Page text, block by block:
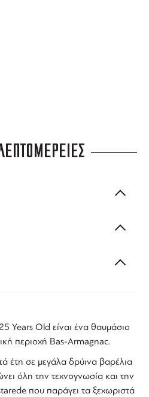
Years Old είναι ένα θαυμάσιο
περιοχή Bas-Armagnac.
έτη σε μεγάλα δρύινα βαρέλια
όλη την τεχνογνωσία και την
που παράγει τα ξεχωριστά